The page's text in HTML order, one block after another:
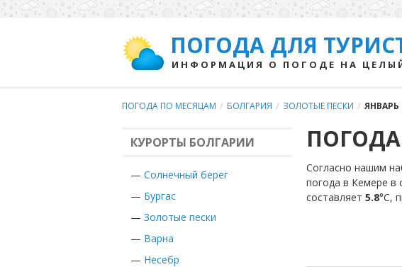
ПОГОДА ДЛЯ
ИНФОРМАЦИЯ О ПОГОДЕ НА
ПОГОДА ПО МЕСЯЦАМ / БОЛГАРИЯ / ЗОЛОТЫЕ ПЕСКИ / ЯНВАРЬ
КУРОРТЫ БОЛГАРИИ
— Солнечный берег
— Бургас
— Золотые пески
— Варна
— Несебр
Согласно нашим
погода в Кемере в
составляет 5.8°С,